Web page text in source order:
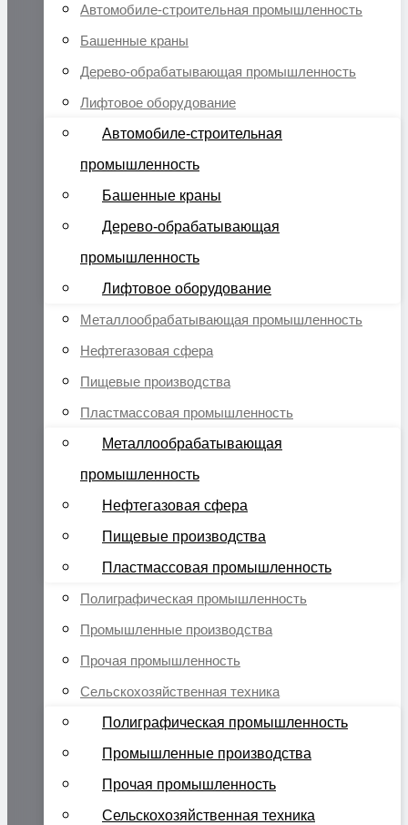
Автомобиле-строительная промышленность
Башенные краны
Дерево-обрабатывающая промышленность
Лифтовое оборудование
Автомобиле-строительная
промышленность
Башенные краны
Дерево-обрабатывающая
промышленность
Лифтовое оборудование
Металлообрабатывающая промышленность
Нефтегазовая сфера
Пищевые производства
Пластмассовая промышленность
Металлообрабатывающая
промышленность
Нефтегазовая сфера
Пищевые производства
Пластмассовая промышленность
Полиграфическая промышленность
Промышленные производства
Прочая промышленность
Сельскохозяйственная техника
Полиграфическая промышленность
Промышленные производства
Прочая промышленность
Сельскохозяйственная техника